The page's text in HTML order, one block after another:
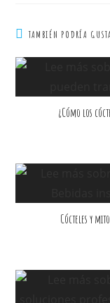
TAMBIÉN PODRÍA
¿Cómo los
Cócteles y